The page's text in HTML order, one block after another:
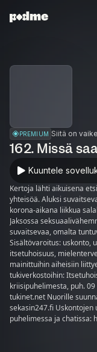
PREMIUM Siitä on
162. Missä
Kuuntele
Kertoja lähti aikuisena
yhteisöä. Aluksi
korona-aikana liikkua
Jaksossa
suvaitsevaa, omalta
Sisältövaroitus: uskonto,
itsetuhoisuus, mielenterveys Jos kaipaat keskusteluapua
mainittuihin aiheisiin
tukiverkostoihin:
kriisipuhelimesta, puh.
tukinet.net Nuorille
sekasin247.fi
puhelimessa ja chatissa: